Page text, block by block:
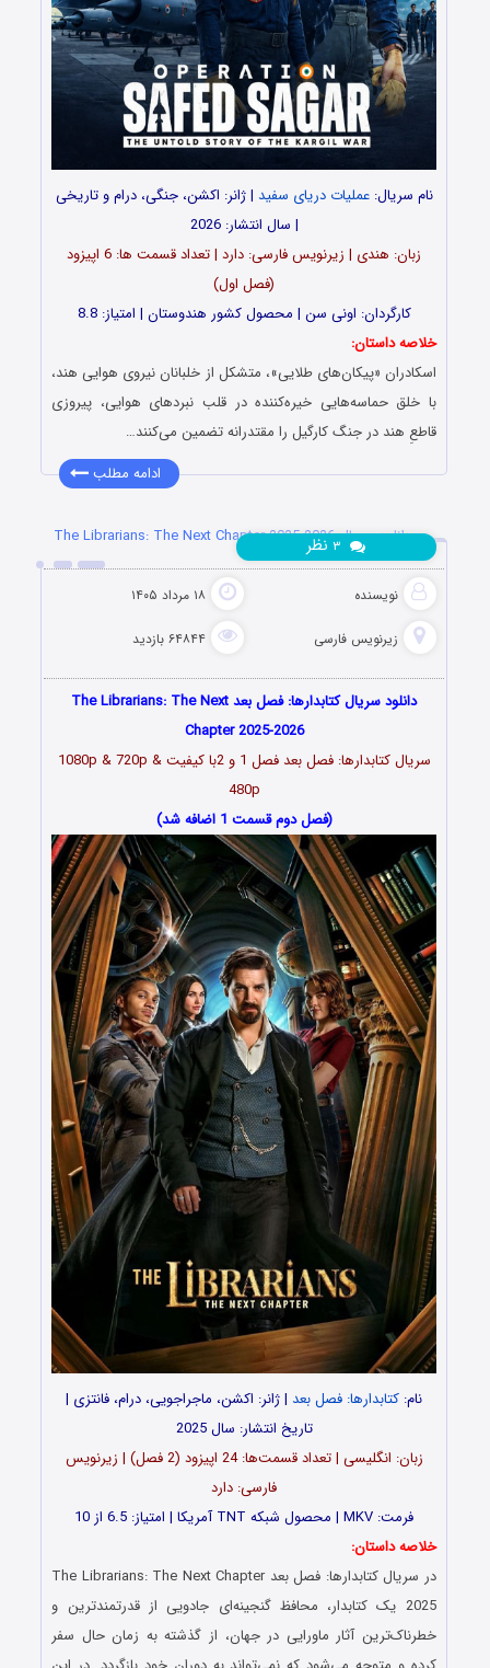
نام سریال:عملیات دریای سفید | ژانر: اکشن، جنگی، درام و تاریخی
| سال انتشار: 2026
زبان: هندی | زیرنویس فارسی: دارد | تعداد قسمت ها: 6 اپیزود
(فصل اول)
کارگردان: اونی سن | محصول کشور هندوستان | امتیاز: 8.8
خلاصه داستان:
اسکادران «پیکان‌های طلایی»، متشکل از خلبانان نیروی هوایی هند،
با خلق حماسه‌هایی خیره‌کننده در قلب نبردهای هوایی، پیروزی
قاطعِ هند در جنگ کارگیل را مقتدرانه تضمین می‌کنند…
ادامه مطلب
دانلود سریال The Librarians: The Next Chapter 2025-2026
نویسنده ۱۸ مرداد ۱۴۰۵
زیرنویس فارسی ۶۴۸۴۴ بازدید
نظر
دانلود سریال کتابدارها: فصل بعد The Librarians: The Next
Chapter 2025-2026
سریال کتابدارها: فصل بعد فصل 1 و 2با کیفیت 1080p & 720p &
480p
(فصل دوم قسمت 1 اضافه شد)
نام: کتابدارها: فصل بعد | ژانر: اکشن، ماجراجویی، درام، فانتزی |
تاریخ انتشار: سال 2025
زبان: انگلیسی | تعداد قسمت‌‌‌‌ها: 24 اپیزود (2 فصل) | زیرنویس
فارسی: دارد
فرمت: MKV | محصول شبکه TNT آمریکا | امتیاز: 6.5 از 10
خلاصه داستان:
در سریال کتابدارها: فصل بعد The Librarians: The Next Chapter
2025 یک کتابدار، محافظ گنجینه‌ای جادویی از قدرتمندترین و
خطرناک‌ترین آثار ماورایی در جهان، از گذشته به زمان حال سفر